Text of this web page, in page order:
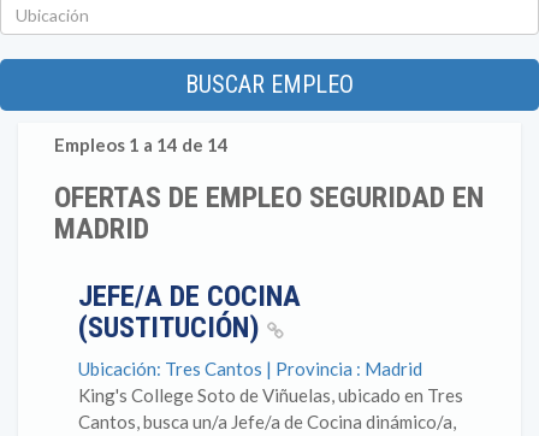
BUSCAR EMPLEO
Empleos 1 a 14 de 14
OFERTAS DE EMPLEO SEGURIDAD EN
MADRID
JEFE/A DE COCINA
(SUSTITUCIÓN)
Ubicación: Tres Cantos | Provincia : Madrid
King's College Soto de Viñuelas, ubicado en Tres
Cantos, busca un/a Jefe/a de Cocina dinámico/a,